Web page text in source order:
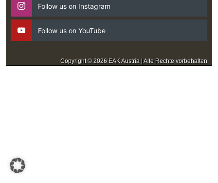
Follow us on Instagram
Follow us on YouTube
Copyright © 2026 EAK Austria | Alle Rechte vorbehalten